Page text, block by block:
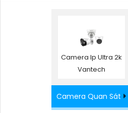
Camera Ip Ultra 2k
Vantech
Camera Quan Sát